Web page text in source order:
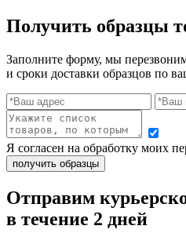
Получить образцы
Заполните форму, мы
и сроки доставки образцов по
Я согласен на обработку моих
Отправим
в течение 2 дней